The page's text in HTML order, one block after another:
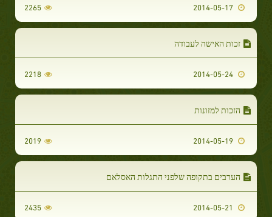
2265
זכות האישה לעבודה
2218
הזכות למזונות
2019
הערבים בתקופה שלפני התגלות האסלאם
2435